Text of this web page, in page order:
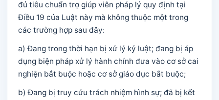
đủ tiêu chuẩn trợ giúp viên pháp lý quy định tại
Điều 19 của Luật này mà không thuộc một trong
các trường hợp sau đây:
a) Đang trong thời hạn bị xử lý kỷ luật; đang bị áp
dụng biện pháp xử lý hành chính đưa vào cơ sở cai
nghiện bắt buộc hoặc cơ sở giáo dục bắt buộc;
b) Đang bị truy cứu trách nhiệm hình sự; đã bị kết